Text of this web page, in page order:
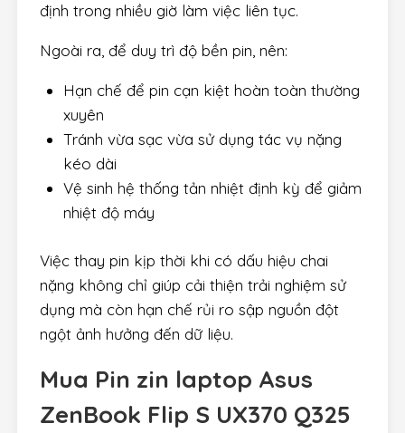
định trong nhiều giờ làm việc liên tục.
Ngoài ra, để duy trì độ bền pin, nên:
Hạn chế để pin cạn kiệt hoàn toàn thường
xuyên
Tránh vừa sạc vừa sử dụng tác vụ nặng
kéo dài
Vệ sinh hệ thống tản nhiệt định kỳ để giảm
nhiệt độ máy
Việc thay pin kịp thời khi có dấu hiệu chai
nặng không chỉ giúp cải thiện trải nghiệm sử
dụng mà còn hạn chế rủi ro sập nguồn đột
ngột ảnh hưởng đến dữ liệu.
Mua Pin zin laptop Asus
ZenBook Flip S UX370 Q325